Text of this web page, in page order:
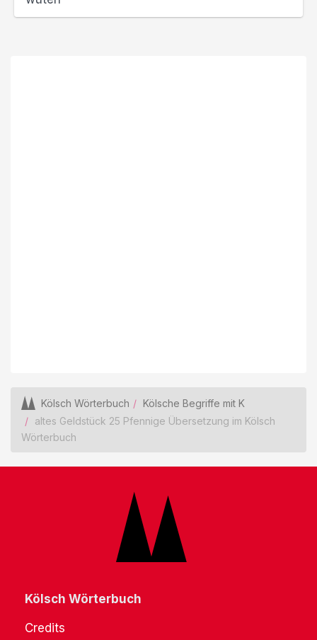
Kölsch Wörterbuch
Kölsche Begriffe mit K
altes Geldstück 25 Pfennige Übersetzung im Kölsch
Wörterbuch
Kölsch Wörterbuch
Credits